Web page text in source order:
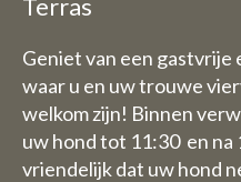
Terras
Geniet van een gastvrije
waar u en uw trouwe
welkom zijn! Binnen
uw hond tot 11:30 en na
vriendelijk dat uw hond